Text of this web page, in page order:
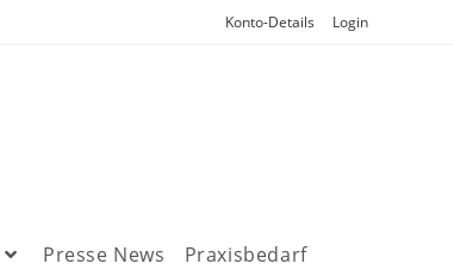
Konto-Details Login
Presse News Praxisbedarf